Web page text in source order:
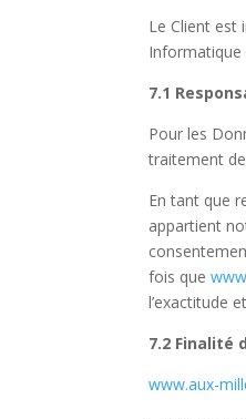
Le Client est
Informatique
7.1
Pour les
traitement
En tant que
appartient
fois que
l’exactitude
7.2 Finalité
www.aux-